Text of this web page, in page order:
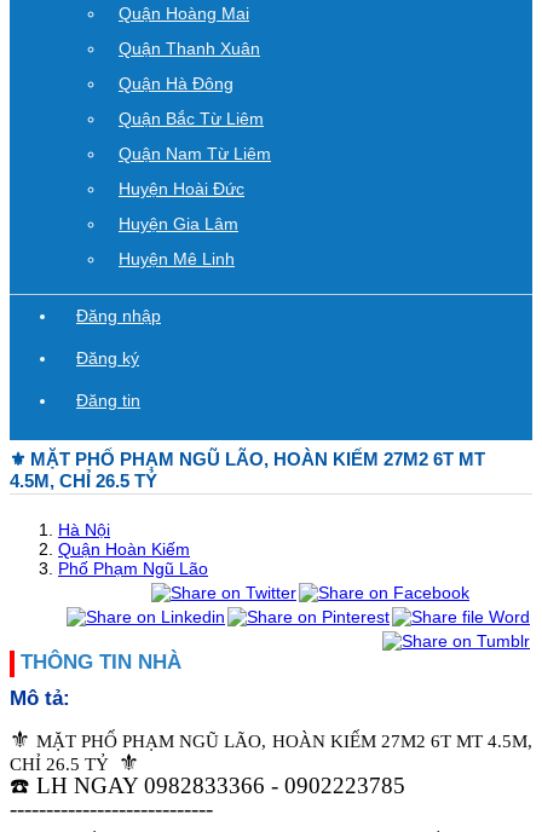
Quận Hoàng Mai
Quận Thanh Xuân
Quận Hà Đông
Quận Bắc Từ Liêm
Quận Nam Từ Liêm
Huyện Hoài Đức
Huyện Gia Lâm
Huyện Mê Linh
Đăng nhập
Đăng ký
Đăng tin
⚜️ MẶT PHỐ PHẠM NGŨ LÃO, HOÀN KIẾM 27M2 6T MT
4.5M, CHỈ 26.5 TỶ
Hà Nội
Quận Hoàn Kiếm
Phố Phạm Ngũ Lão
THÔNG TIN NHÀ
Mô tả:
⚜ ️MẶT PHỐ PHẠM NGŨ LÃO, HOÀN KIẾM 27M2 6T MT 4.5M,
CHỈ 26.5 TỶ ⚜
☎ ️ LH NGAY 0982833366 - 0902223785
----------------------------